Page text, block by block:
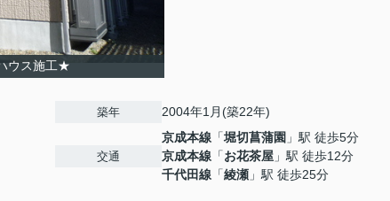
ウス施工★
築年 2004年1月(築22年)
交通
京成本線 「堀切菖蒲園 」駅 徒歩5分
京成本線 「お花茶屋 」駅 徒歩12分
千代田線 「綾瀬 」駅 徒歩25分